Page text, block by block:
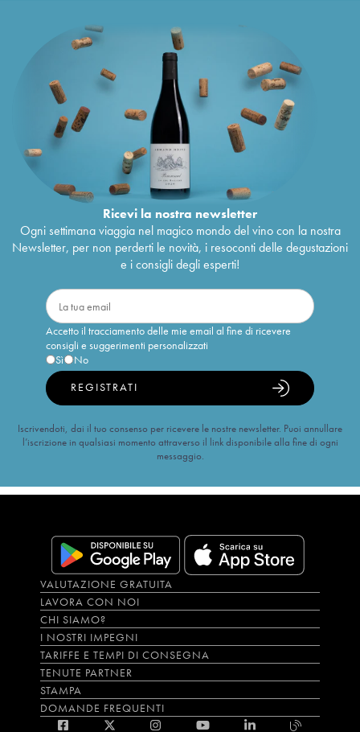
Ricevi la nostra newsletter
Ogni settimana viaggia nel magico mondo del vino con la nostra
Newsletter, per non perderti le novità, i resoconti delle degustazioni
e i consigli degli esperti!
Accetto il tracciamento delle mie email al fine di ricevere
consigli e suggerimenti personalizzati
Sì
No
REGISTRATI
Iscrivendoti, dai il tuo consenso per ricevere le nostre newsletter. Puoi annullare
l’iscrizione in qualsiasi momento attraverso il link disponibile alla fine di ogni
messaggio.
VALUTAZIONE GRATUITA
LAVORA CON NOI
CHI SIAMO?
I NOSTRI IMPEGNI
TARIFFE E TEMPI DI CONSEGNA
TENUTE PARTNER
STAMPA
DOMANDE FREQUENTI